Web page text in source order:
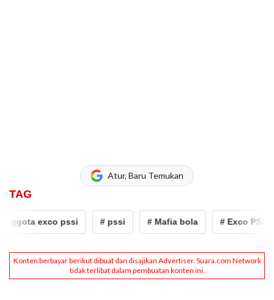
Atur, Baru Temukan
TAG
exco pssi # pssi # Mafia bola # Exco PSSI